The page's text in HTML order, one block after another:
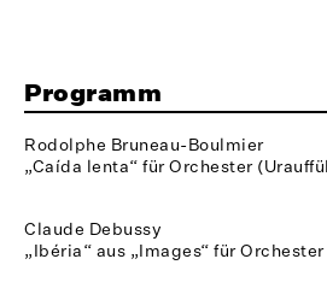
Programm
Rodolphe Bruneau-Boulmier
„Caída lenta“ für Orchester
Claude Debussy
„Ibéria“ aus „Images“ für Orchester